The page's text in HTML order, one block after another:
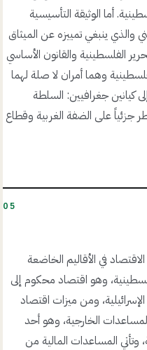
أما الوثيقة التأسيسية
والذي ينبغي تمييزه عن الميثاق
الفلسطينية والقانون الأساسي
وهما أمران لا صلة لهما
كيانين جغرافيين: السلطة
جزئياً على الضفة الغربية وقطاع
05
في الأقاليم الخاضعة
وهو اقتصاد محكوم إلى
ومن ميزات اقتصاد
الخارجية، وهو أحد
المساعدات المالية من